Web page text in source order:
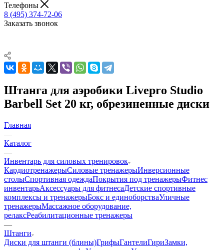
Телефоны
8 (495) 374-72-06
Заказать звонок
Штанга для аэробики Livepro Studio
Barbell Set 20 кг, обрезиненные диски
Главная
—
Каталог
—
Инвентарь для силовых тренировок
КардиотренажерыСиловые тренажерыИнверсионные
столыСпортивная одеждаПокрытия под тренажерыФитнес
инвентарьАксессуары для фитнесаДетские спортивные
комплексы и тренажерыБокс и единоборстваУличные
тренажерыМассажное оборудование,
релаксРеабилитационные тренажеры
—
Штанги
Диски для штанги (блины)ГрифыГантелиГириЗамки,